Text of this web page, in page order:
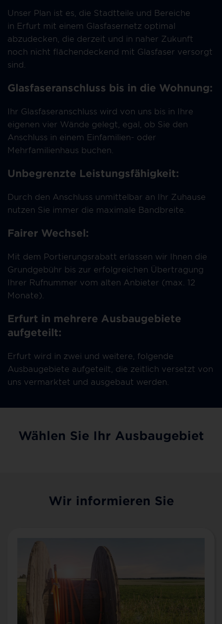
Unser Plan ist es, die Stadtteile und Bereiche
in Erfurt mit einem Glasfasernetz optimal
abzudecken, die derzeit und in naher Zukunft
noch nicht flächendeckend mit Glasfaser versorgt
sind.
Glasfaseranschluss bis in die Wohnung:
Ihr Glasfaseranschluss wird von uns bis in Ihre
eigenen vier Wände gelegt, egal, ob Sie den
Anschluss in einem Einfamilien- oder
Mehrfamilienhaus buchen.
Unbegrenzte Leistungsfähigkeit:
Durch den Anschluss unmittelbar an Ihr Zuhause
nutzen Sie immer die maximale Bandbreite.
Fairer Wechsel:
Mit dem Portierungsrabatt erlassen wir Ihnen die
Grundgebühr bis zur erfolgreichen Übertragung
Ihrer Rufnummer vom alten Anbieter (max. 12
Monate).
Erfurt in mehrere Ausbaugebiete
aufgeteilt:
Erfurt wird in zwei und weitere, folgende
Ausbaugebiete aufgeteilt, die zeitlich versetzt von
uns vermarktet und ausgebaut werden.
Wählen Sie Ihr Ausbaugebiet
Wir informieren Sie